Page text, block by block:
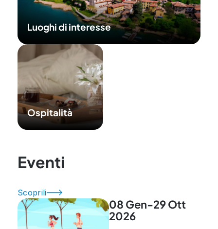
Luoghi di interesse
Ospitalità
Eventi
Scoprili
08 Gen-29 Ott
2026